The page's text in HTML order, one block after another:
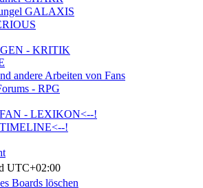
GALAXIS
- KRITIK
andere Arbeiten von Fans
- RPG
- LEXIKON<--!
!
UTC+02:00
Boards löschen